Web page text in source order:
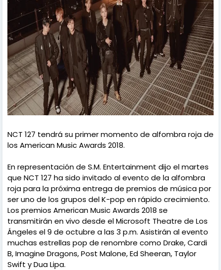
NCT 127 tendrá su primer momento de alfombra roja de
los American Music Awards 2018.
En representación de S.M. Entertainment dijo el martes
que NCT 127 ha sido invitado al evento de la alfombra
roja para la próxima entrega de premios de música por
ser uno de los grupos del K-pop en rápido crecimiento.
Los premios American Music Awards 2018 se
transmitirán en vivo desde el Microsoft Theatre de Los
Ángeles el 9 de octubre a las 3 p.m. Asistirán al evento
muchas estrellas pop de renombre como Drake, Cardi
B, Imagine Dragons, Post Malone, Ed Sheeran, Taylor
Swift y Dua Lipa.